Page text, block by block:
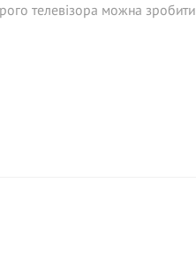
телевізора можна зробити